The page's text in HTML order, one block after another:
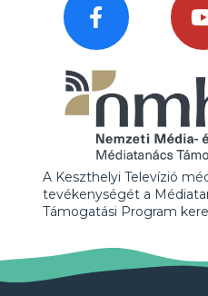
A Keszthelyi Televízió
tevékenységét a
Támogatási Program